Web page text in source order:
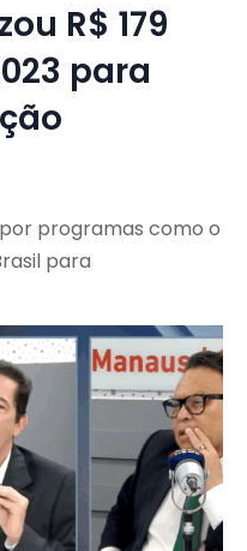
R$ 179
para
programas como o
para